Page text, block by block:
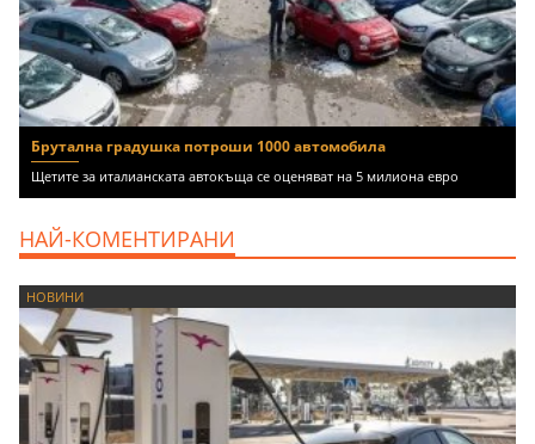
Брутална градушка потроши 1000 автомобила
Щетите за италианската автокъща се оценяват на 5 милиона евро
НАЙ-КОМЕНТИРАНИ
НОВИНИ